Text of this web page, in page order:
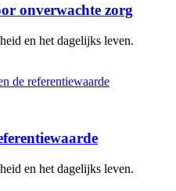
onverwachte zorg
en het dagelijks leven.
en het dagelijks leven.